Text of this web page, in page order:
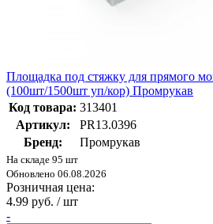
Площадка под стяжку для прямого
(100шт/1500шт уп/кор) Промрукав
Код товара: 313401
Артикул:
PR13.0396
Бренд:
Промрукав
На складе 95 шт
Обновлено 06.08.2026
Розничная цена:
4.99 руб. / шт
-